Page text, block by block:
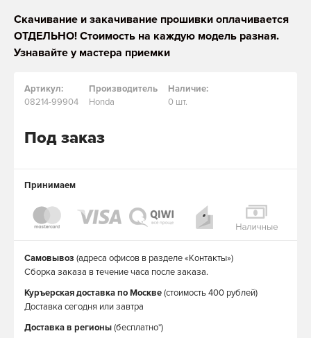
Скачивание и закачивание прошивки оплачивается
ОТДЕЛЬНО! Стоимость на каждую модель разная.
Узнавайте у мастера приемки
Артикул:
08214-99904
Производитель
Honda
Наличие:
0 шт.
Под заказ
Принимаем
Самовывоз (адреса офисов в разделе «Контакты»)
Сборка заказа в течение часа после заказа.
Куръерская доставка по Москве(стоимость 400 рублей)
Доставка сегодня или завтра
Доставка в регионы(бесплатно*)